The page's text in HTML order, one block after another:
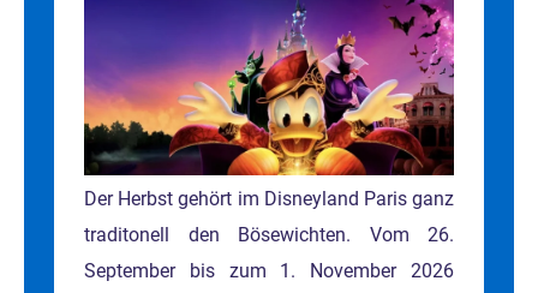
Der Herbst gehört im Disneyland Paris ganz
traditonell den Bösewichten. Vom 26.
September bis zum 1. November 2026